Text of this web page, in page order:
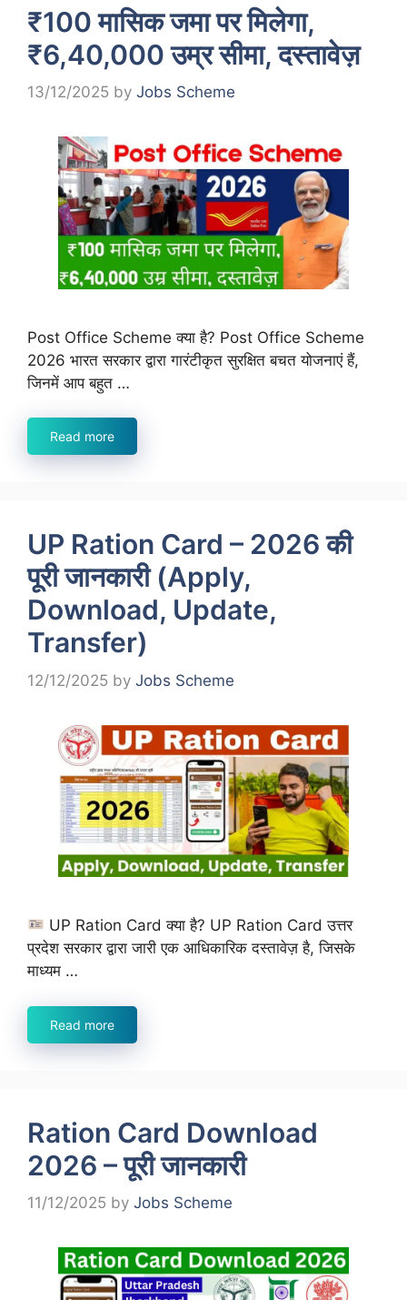
₹100 मासिक जमा पर मिलेगा,
₹6,40,000 उम्र सीमा, दस्तावेज़
13/12/2025 by Jobs Scheme
Post Office Scheme क्या है? Post Office Scheme
2026 भारत सरकार द्वारा गारंटीकृत सुरक्षित बचत योजनाएं हैं,
जिनमें आप बहुत …
Read more
UP Ration Card – 2026 की
पूरी जानकारी (Apply,
Download, Update,
Transfer)
12/12/2025 by Jobs Scheme
UP Ration Card क्या है? UP Ration Card उत्तर
प्रदेश सरकार द्वारा जारी एक आधिकारिक दस्तावेज़ है, जिसके
माध्यम …
Read more
Ration Card Download
2026 – पूरी जानकारी
11/12/2025 by Jobs Scheme